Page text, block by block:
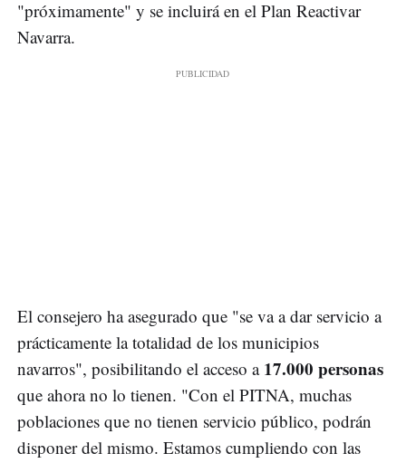
"próximamente" y se incluirá en el Plan Reactivar
Navarra.
El consejero ha asegurado que "se va a dar servicio a
prácticamente la totalidad de los municipios
navarros", posibilitando el acceso a 17.000 personas
que ahora no lo tienen. "Con el PITNA, muchas
poblaciones que no tienen servicio público, podrán
disponer del mismo. Estamos cumpliendo con las